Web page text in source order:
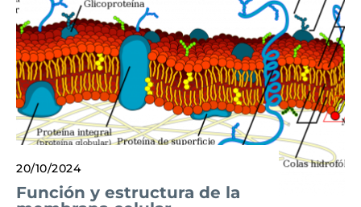
20/10/2024
Función y estructura de la